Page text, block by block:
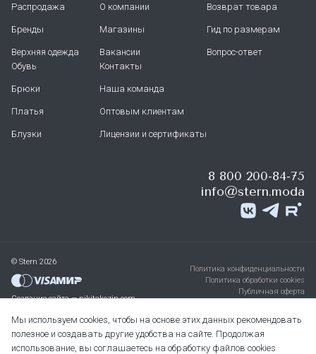
Распродажа
Бренды
Верхняя одежда
Обувь
Брюки
Платья
Блузки
О компании
Магазины
Вакансии
Контакты
Наша команда
Оптовым клиентам
Лицензии и сертификаты
Возврат товара
Гид по размерам
Вопрос-ответ
8 800 200-84-75
info@stern.moda
© Stern 2026
Создание сайта — nikitakozin.com
Политика конфиденциальности
Политика обработки cookies
Публичная оферта
Мы используем cookies, чтобы на основе этих данных рекомендовать
полезное и создавать другие удобства на сайте. Продолжая
использование, вы соглашаетесь на обработку файлов cookies